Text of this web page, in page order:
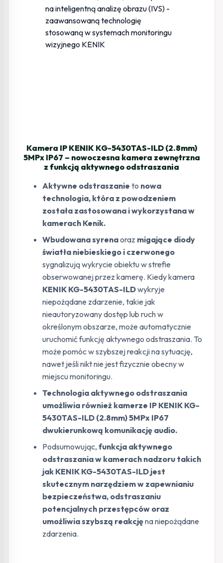
Kamera IP KENIK KG-5430TAS-ILD (2.8mm)
5MPx IP67 – nowoczesna kamera zewnętrzna
z funkcją aktywnego odstraszania
Aktywne odstraszanie to nowa
technologia, która z powodzeniem
została zastosowana i wykorzystana w
kamerach Kenik.
Wbudowana syrenaoraz migające diody
światła niebieskiego i czerwonego
sygnalizują wykrycie obiektu w strefie
obserwowanej przez kamerę. Kiedy kamera
KENIK KG-5430TAS-ILDwykryje
niepożądane zdarzenie, takie jak
nieautoryzowany dostęp lub ruch w
określonym obszarze, może automatycznie
uruchomić funkcję aktywnego odstraszania. To
może pomóc w szybszej reakcji na sytuację,
nawet jeśli nikt nie jest fizycznie obecny w
miejscu monitoringu.
Technologia aktywnego odstraszania
umożliwia również kamerze IP KENIK KG-
5430TAS-ILD (2.8mm) 5MPx IP67
dwukierunkową komunikację audio.
Podsumowując, funkcja aktywnego
odstraszania w kamerach nadzoru takich
jak KENIK KG-5430TAS-ILD jest
skutecznym narzędziem w zapewnianiu
bezpieczeństwa, odstraszaniu
potencjalnych przestępców oraz
umożliwia szybszą reakcjęna niepożądane
zdarzenia.